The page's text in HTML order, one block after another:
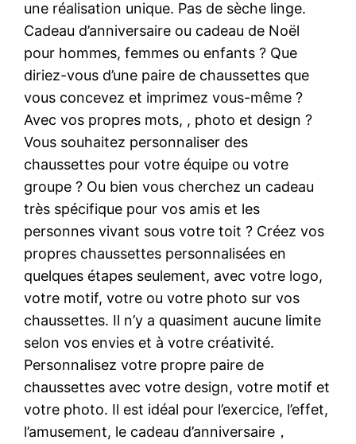
une réalisation unique. Pas de sèche linge.
Cadeau d’anniversaire ou cadeau de Noël
pour hommes, femmes ou enfants ? Que
diriez-vous d’une paire de chaussettes que
vous concevez et imprimez vous-même ?
Avec vos propres mots, , photo et design ?
Vous souhaitez personnaliser des
chaussettes pour votre équipe ou votre
groupe ? Ou bien vous cherchez un cadeau
très spécifique pour vos amis et les
personnes vivant sous votre toit ? Créez vos
propres chaussettes personnalisées en
quelques étapes seulement, avec votre logo,
votre motif, votre ou votre photo sur vos
chaussettes. Il n’y a quasiment aucune limite
selon vos envies et à votre créativité.
Personnalisez votre propre paire de
chaussettes avec votre design, votre motif et
votre photo. Il est idéal pour l’exercice, l’effet,
l’amusement, le cadeau d’anniversaire，